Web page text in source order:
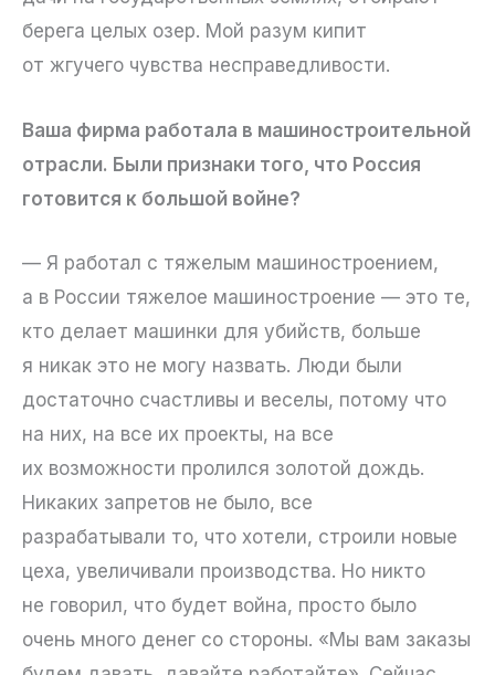
берега целых озер. Мой разум кипит
от жгучего чувства несправедливости.
Ваша фирма работала в машиностроительной
отрасли. Были признаки того, что Россия
готовится к большой войне?
— Я работал с тяжелым машиностроением,
а в России тяжелое машиностроение — это те,
кто делает машинки для убийств, больше
я никак это не могу назвать. Люди были
достаточно счастливы и веселы, потому что
на них, на все их проекты, на все
их возможности пролился золотой дождь.
Никаких запретов не было, все
разрабатывали то, что хотели, строили новые
цеха, увеличивали производства. Но никто
не говорил, что будет война, просто было
очень много денег со стороны. «Мы вам заказы